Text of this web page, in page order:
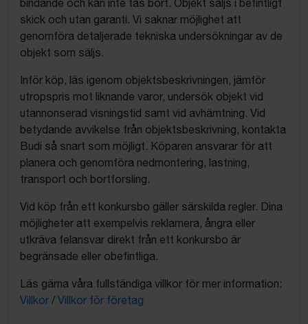
bindande och kan inte tas bort. Objekt säljs i befintligt
skick och utan garanti. Vi saknar möjlighet att
genomföra detaljerade tekniska undersökningar av de
objekt som säljs.
Inför köp, läs igenom objektsbeskrivningen, jämför
utropspris mot liknande varor, undersök objekt vid
utannonserad visningstid samt vid avhämtning. Vid
betydande avvikelse från objektsbeskrivning, kontakta
Budi så snart som möjligt. Köparen ansvarar för att
planera och genomföra nedmontering, lastning,
transport och bortforsling.
Vid köp från ett konkursbo gäller särskilda regler. Dina
möjligheter att exempelvis reklamera, ångra eller
utkräva felansvar direkt från ett konkursbo är
begränsade eller obefintliga.
Läs gärna våra fullständiga villkor för mer information:
Villkor / Villkor för företag